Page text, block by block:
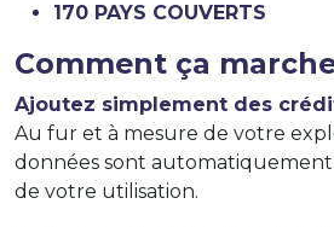
170 PAYS COUVERTS
Comment ça
Ajoutez simplement des
Au fur et à mesure de votre
données sont
de votre utilisation.